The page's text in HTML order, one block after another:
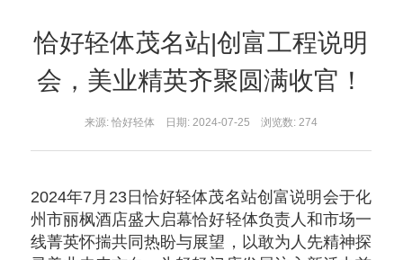
恰好轻体茂名站|创富工程说明
会，美业精英齐聚圆满收官！
来源: 恰好轻体 日期: 2024-07-25 浏览数: 274
2024年7月23日恰好轻体茂名站创富说明会于化
州市丽枫酒店盛大启幕恰好轻体负责人和市场一
线菁英怀揣共同热盼与展望，以敢为人先精神探